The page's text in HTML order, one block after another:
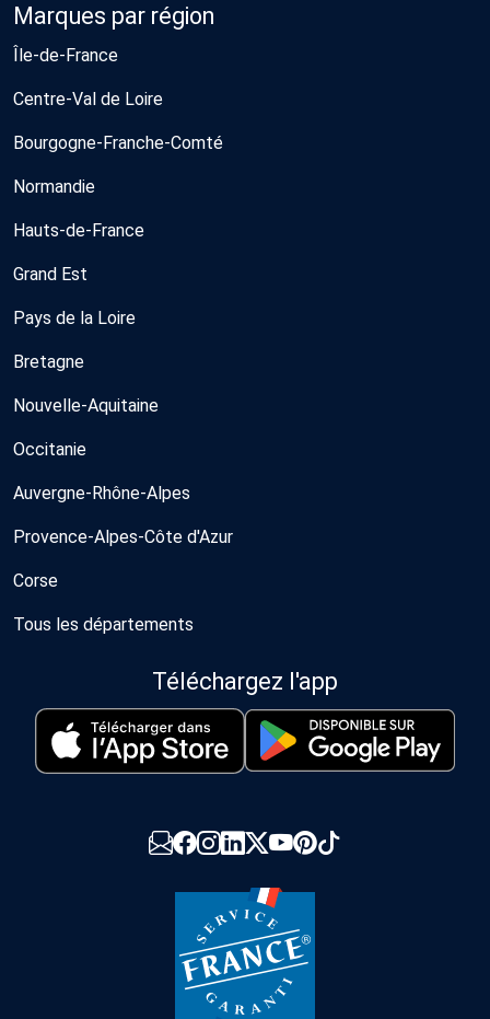
Marques par région
Île-de-France
Centre-Val de Loire
Bourgogne-Franche-Comté
Normandie
Hauts-de-France
Grand Est
Pays de la Loire
Bretagne
Nouvelle-Aquitaine
Occitanie
Auvergne-Rhône-Alpes
Provence-Alpes-Côte d'Azur
Corse
Tous les départements
Téléchargez l'app